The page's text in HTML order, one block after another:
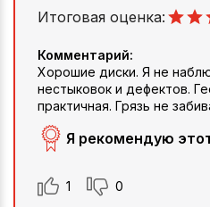
Итоговая оценка:
Комментарий:
Хорошие диски. Я не
нестыковок и дефектов.
практичная. Грязь не
Я рекомендую
1 0